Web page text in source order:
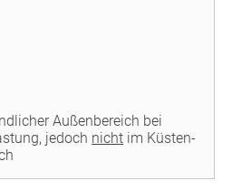
Außenbereich bei
jedoch nicht im Küsten-